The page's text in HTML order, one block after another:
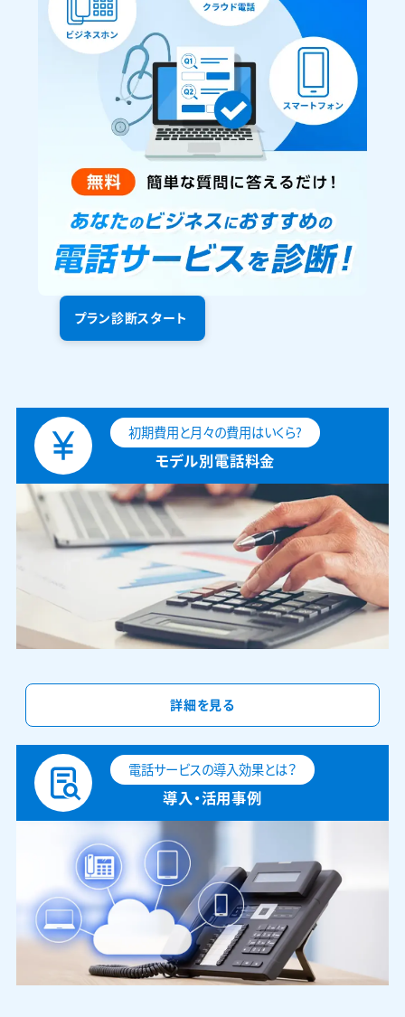
プラン診断スタート
初期費用と月々の費用はいくら?
モデル別電話料金
詳細を見る
電話サービスの導入効果とは？
導入・活用事例